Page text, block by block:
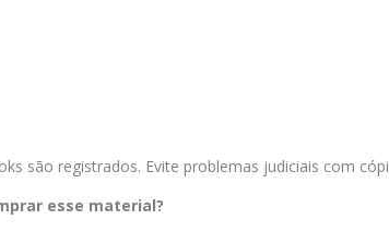
são registrados. Evite problemas judiciais com
esse material?